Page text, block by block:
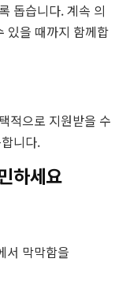
돕습니다. 계속 의
있을 때까지 함께합
적으로 지원받을 수
니다.
하세요
서 막막함을